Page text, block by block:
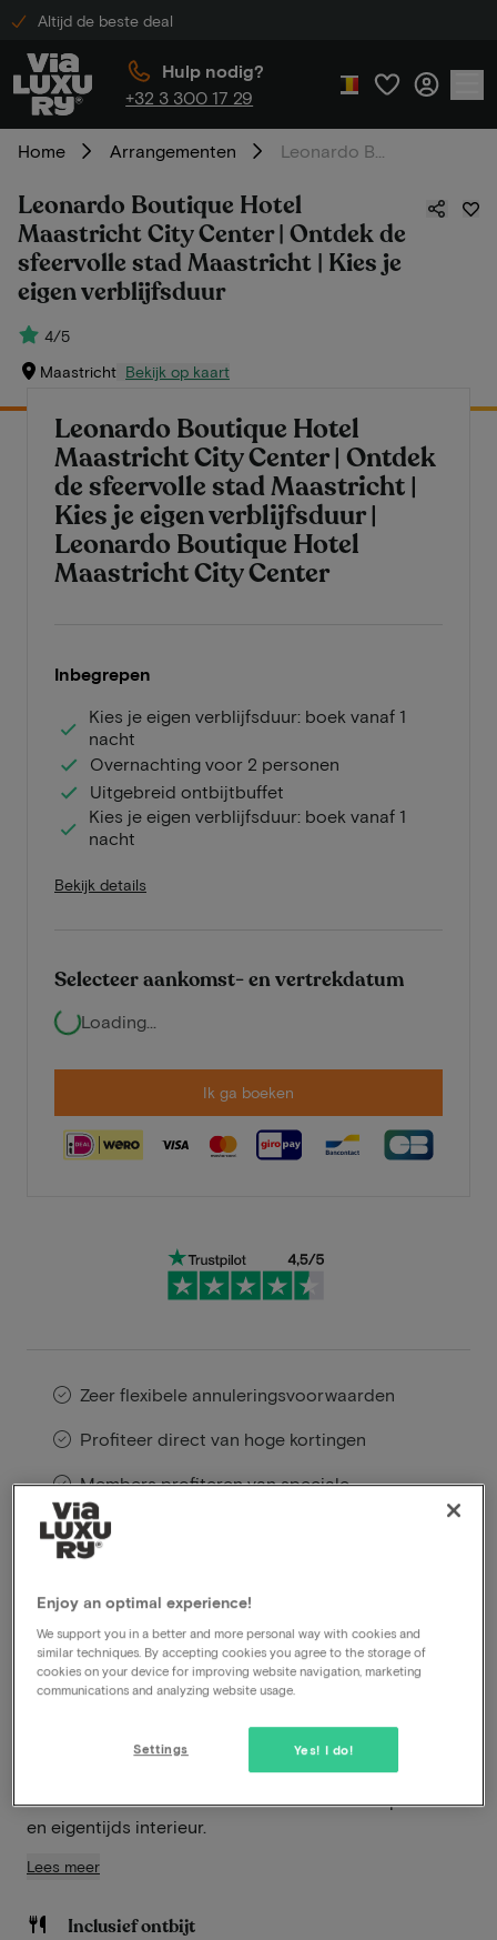
Altijd de beste deal
Hulp nodig?
+32 3 300 17 29
Home Arrangementen
Leonardo Boutique Hotel
Maastricht City Center | Ontdek de
sfeervolle stad Maastricht | Kies je
eigen verblijfsduur
4/5
Maastricht Bekijk op kaart
Leonardo Boutique Hotel
Maastricht City Center | Ontdek
de sfeervolle stad Maastricht |
Kies je eigen verblijfsduur |
Leonardo Boutique Hotel
Maastricht City Center
Inbegrepen
Kies je eigen verblijfsduur: boek vanaf 1
nacht
Overnachting voor 2 personen
Uitgebreid ontbijtbuffet
Kies je eigen verblijfsduur: boek vanaf 1
nacht
Bekijk details
Selecteer aankomst- en vertrekdatum
Loading...
Ik ga boeken
Zeer flexibele annuleringsvoorwaarden
Profiteer direct van hoge kortingen
Members profiteren van speciale
aanbiedingen
waar Leonardo Boutique Hotel Maastricht City Center
een iconisch toevluchtsoord biedt voor
designliefhebbers en stijlbewuste reizigers. Dit hotel,
perfect geïntegreerd in een van de meest dynamische
het centraal station, wat zorgt voor een uitstekende
bereikbaarheid. Hier beleef je een verblijf waarin
comfort en creativiteit samenkomen in een opvallend
en eigentijds interieur.
Lees meer
Inclusief ontbijt
Enjoy an optimal experience!
We support you in a better and more personal way with cookies and
similar techniques. By accepting cookies you agree to the storage of
cookies on your device for improving website navigation, marketing
communications and analyzing website usage.
Yes! I do!
Settings